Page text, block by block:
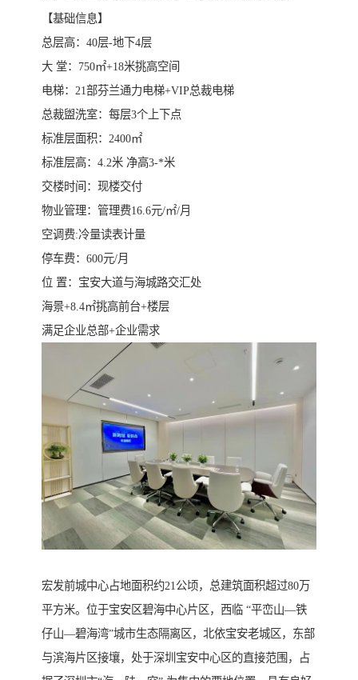
【基础信息】
总层高：40层-地下4层
大 堂：750㎡+18米挑高空间
电梯：21部芬兰通力电梯+VIP总裁电梯
总裁盥洗室：每层3个上下点
标准层面积：2400㎡
标准层高：4.2米 净高3-*米
交楼时间：现楼交付
物业管理：管理费16.6元/㎡/月
空调费:冷量读表计量
停车费：600元/月
位 置：宝安大道与海城路交汇处
海景+8.4㎡挑高前台+楼层
满足企业总部+企业需求
宏发前城中心占地面积约21公顷，总建筑面积超过80万
平方米。位于宝安区碧海中心片区，西临 “平峦山—铁
仔山—碧海湾”城市生态隔离区，北依宝安老城区，东部
与滨海片区接壤，处于深圳宝安中心区的直接范围，占